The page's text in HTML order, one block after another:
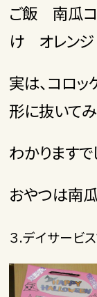
ご飯 南瓜
け オレンジ
実は、コロ
形に抜いてみ
わかりますで
おやつは南瓜
３.デイサービ